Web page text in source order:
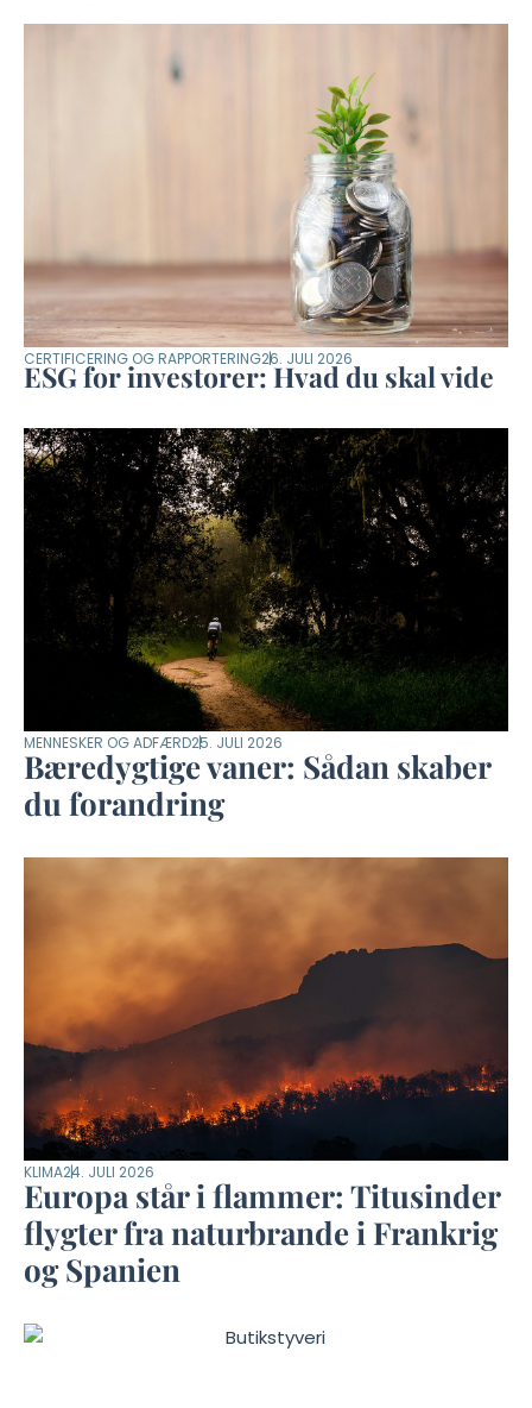
CERTIFICERING OG RAPPORTERING26. JULI 2026
ESG for investorer: Hvad du skal vide
MENNESKER OG ADFÆRD25. JULI 2026
Bæredygtige vaner: Sådan skaber
du forandring
KLIMA24. JULI 2026
Europa står i flammer: Titusinder
flygter fra naturbrande i Frankrig
og Spanien